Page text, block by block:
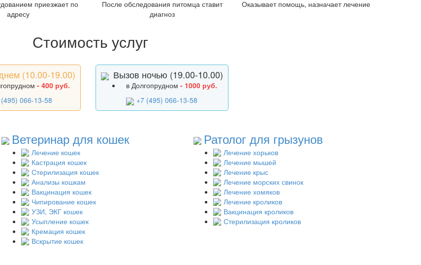
приезжает по
адресу
После обследования питомца ставит
диагноз
Оказывает помощь, назначает лечение
Стоимость услуг
(10.00-19.00)
- 400 руб.
066-13-58
Вызов ночью (19.00-10.00)
в Долгопрудном - 1000 руб.
+7 (495) 066-13-58
Ветеринар для кошек
Лечение кошек
Кастрация кошек
Стерилизация кошек
Анализы кошкам
Вакцинация кошек
Чипирование кошек
УЗИ, ЭКГ кошек
Усыпление кошек
Кремация кошек
Вскрытие кошек
Ратолог для грызунов
Лечение хорьков
Лечение мышей
Лечение крыс
Лечение морских свинок
Лечение хомяков
Лечение кроликов
Вакцинация кроликов
Стерилизация кроликов